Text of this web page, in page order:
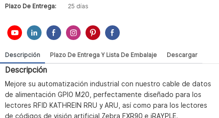
Plazo De Entrega: 25 días
Descripción Plazo De Entrega Y Lista De Embalaje Descargar
Descripción
Mejore su automatización industrial con nuestro cable de datos
de alimentación GPIO M20, perfectamente diseñado para los
lectores RFID KATHREIN RRU y ARU, así como para los lectores
de códigos de visión artificial Zebra FXR90 e iRAYPLE.